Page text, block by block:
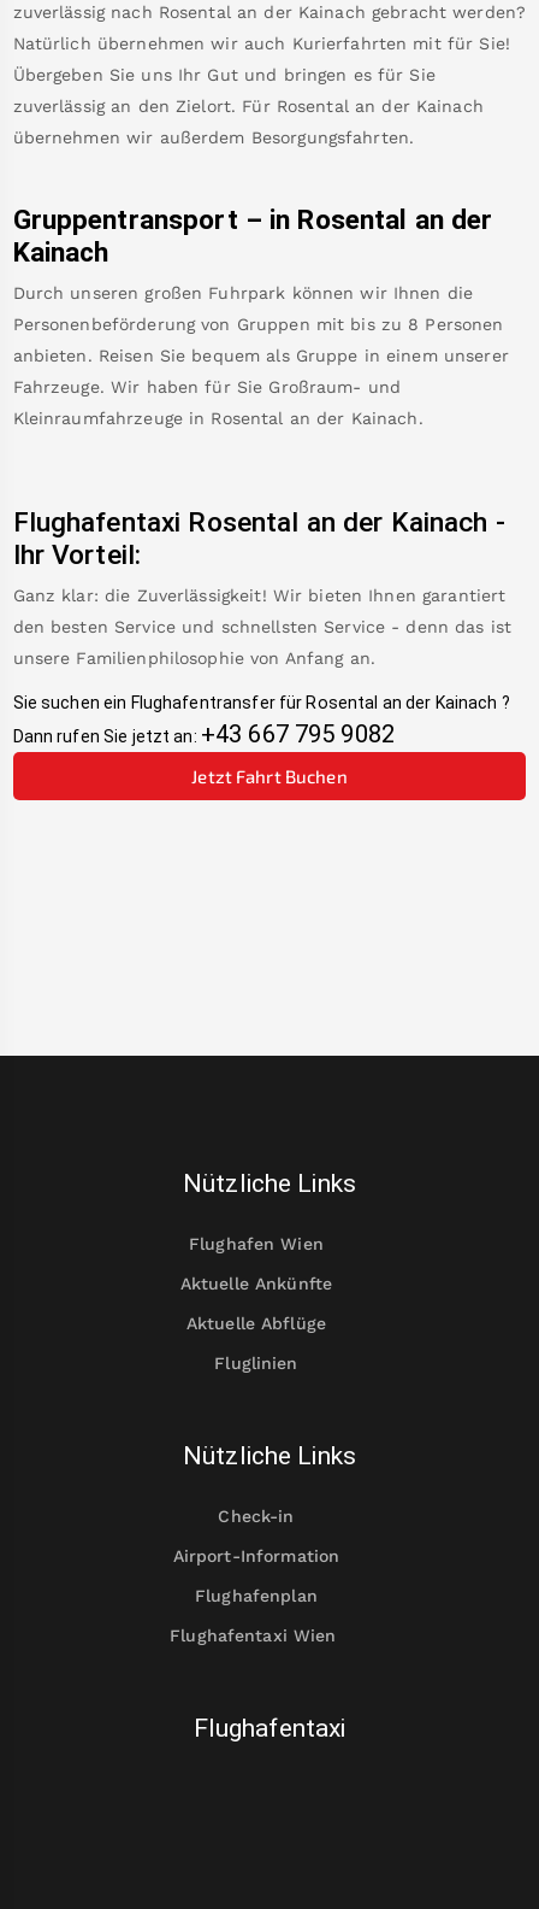
zuverlässig nach Rosental an der Kainach gebracht werden?
Natürlich übernehmen wir auch Kurierfahrten mit für Sie!
Übergeben Sie uns Ihr Gut und bringen es für Sie
zuverlässig an den Zielort. Für Rosental an der Kainach
übernehmen wir außerdem Besorgungsfahrten.
Gruppentransport – in Rosental an der
Kainach
Durch unseren großen Fuhrpark können wir Ihnen die
Personenbeförderung von Gruppen mit bis zu 8 Personen
anbieten. Reisen Sie bequem als Gruppe in einem unserer
Fahrzeuge. Wir haben für Sie Großraum- und
Kleinraumfahrzeuge in Rosental an der Kainach.
Flughafentaxi Rosental an der Kainach -
Ihr Vorteil:
Ganz klar: die Zuverlässigkeit! Wir bieten Ihnen garantiert
den besten Service und schnellsten Service - denn das ist
unsere Familienphilosophie von Anfang an.
Sie suchen ein Flughafentransfer für Rosental an der Kainach ?
Dann rufen Sie jetzt an: +43 667 795 9082
Jetzt Fahrt Buchen
Nützliche Links
Flughafen Wien
Aktuelle Ankünfte
Aktuelle Abflüge
Fluglinien
Nützliche Links
Check-in
Airport-Information
Flughafenplan
Flughafentaxi Wien
Flughafentaxi